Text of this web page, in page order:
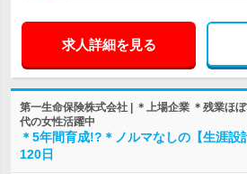
求人詳細を見る
第一生命保険株式会社 | ＊上場企業 ＊残業ほ
代の女性活躍中
＊5年間育成!?＊ノルマなしの【生涯
120日